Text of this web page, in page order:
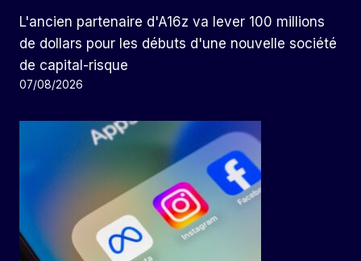
L'ancien partenaire d'A16z va lever 100 millions
de dollars pour les débuts d'une nouvelle société
de capital-risque
07/08/2026